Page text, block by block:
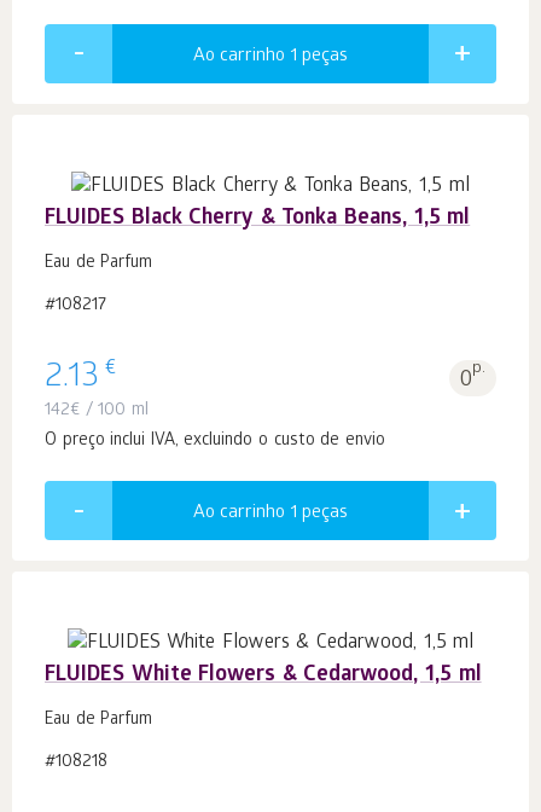
Ao carrinho 1 peças
FLUIDES Black Cherry & Tonka Beans, 1,5 ml
Eau de Parfum
#108217
2.13 € 0p.
142€ / 100 ml
O preço inclui IVA, excluindo o custo de envio
Ao carrinho 1 peças
FLUIDES White Flowers & Cedarwood, 1,5 ml
Eau de Parfum
#108218